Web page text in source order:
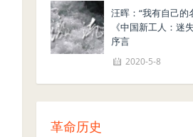
汪晖：“我有自己
《中国新工人：迷
序言
2020-5-8
革命历史